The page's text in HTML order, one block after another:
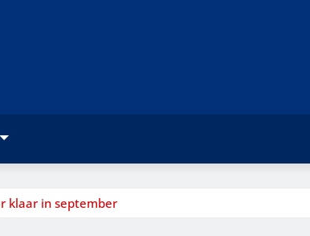
klaar in september